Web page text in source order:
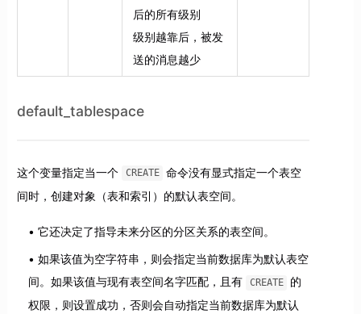
后的所有级别
级别越靠后，被发
送的消息越少
default_tablespace
这个变量指定当一个 CREATE
命令没有显式指定一个表空
间时，创建对象（表和索引）的默认表空间。
它还决定了指导未来分区的分区关系的表空间。
如果该值为空字符串，则会指定当前数据库为默认表空
间。如果该值与现有表空间名字匹配，且有
CREATE
的
权限，则设置成功，否则会自动指定当前数据库为默认